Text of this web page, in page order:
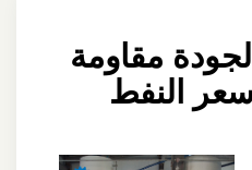
مقاومة
النفط